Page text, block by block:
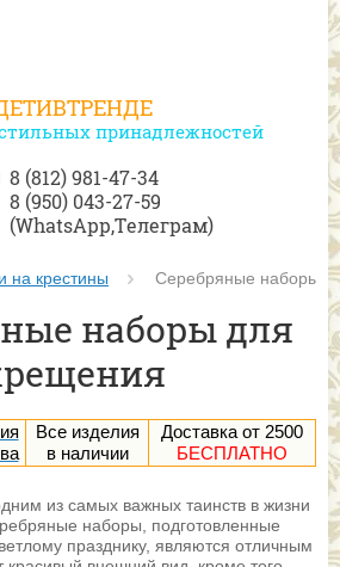
принадлежностей
8 (812) 981-47-34
8 (950) 043-27-59
(WhatsApp,Телеграм)
на крестины Серебряные наборы
наборы для
Все изделия
в наличии
Доставка от 2500
БЕСПЛАТНО
из самых важных таинств в жизни
наборы, подготовленные
празднику, являются отличным